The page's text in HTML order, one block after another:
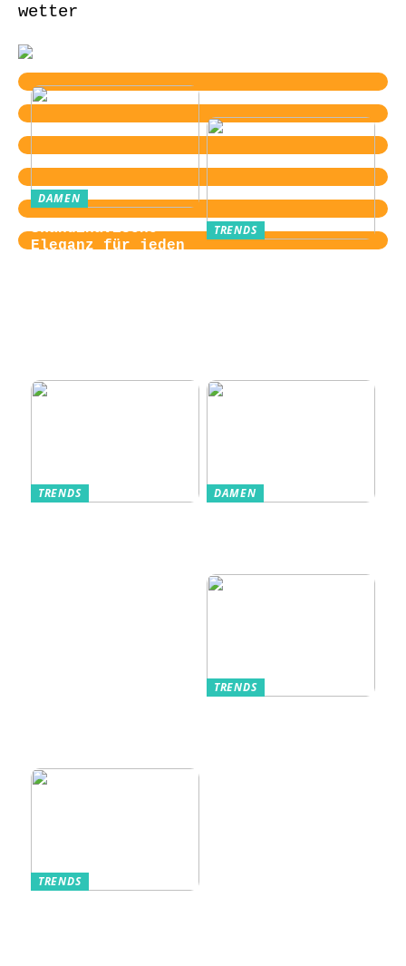
wetter
DAMEN
Skandinavische
Eleganz für jeden
TRENDS
TRENDS DAMEN
TRENDS
TRENDS